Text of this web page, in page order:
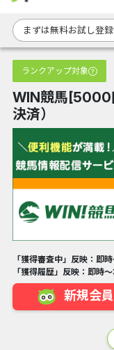
まずは無料お試し登
ランクアップ対象
WIN競馬[5000
決済）
「獲得審査中」反映：即
「獲得履歴」反映：即時
新規会